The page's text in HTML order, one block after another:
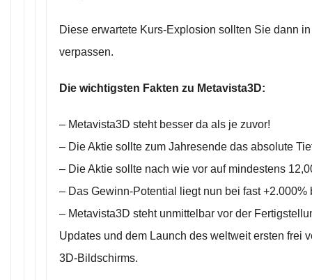
Diese erwartete Kurs-Explosion sollten Sie dann
verpassen.
Die wichtigsten Fakten zu Metavista3D:
– Metavista3D steht besser da als je zuvor!
– Die Aktie sollte zum Jahresende das absolute
– Die Aktie sollte nach wie vor auf mindestens
– Das Gewinn-Potential liegt nun bei fast +2.000%
– Metavista3D steht unmittelbar vor der
Updates und dem Launch des weltweit ersten frei
3D-Bildschirms.